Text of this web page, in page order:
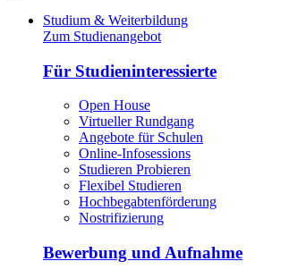
Studium & Weiterbildung
Zum Studienangebot
Für Studieninteressierte
Open House
Virtueller Rundgang
Angebote für Schulen
Online-Infosessions
Studieren Probieren
Flexibel Studieren
Hochbegabtenförderung
Nostrifizierung
Bewerbung und Aufnahme